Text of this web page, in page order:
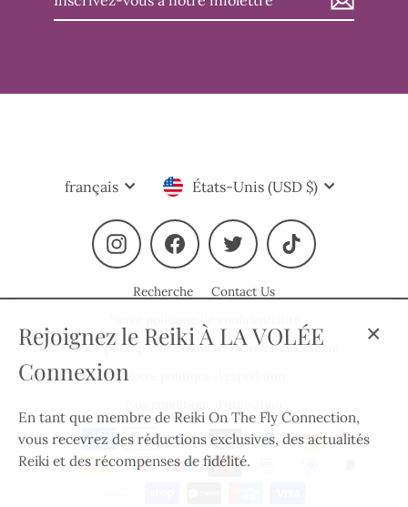
Rejoignez le Reiki À LA VOLÉE
Connexion
En tant que membre de Reiki On The Fly Connection,
vous recevrez des réductions exclusives, des actualités
Reiki et des récompenses de fidélité.
Langue
français Devise
États-Unis (USD $)
Instagram Facebook Twitter TikTok
Recherche
Contact Us
Notre politique de retour et de remboursement
Notre politique d'expédition